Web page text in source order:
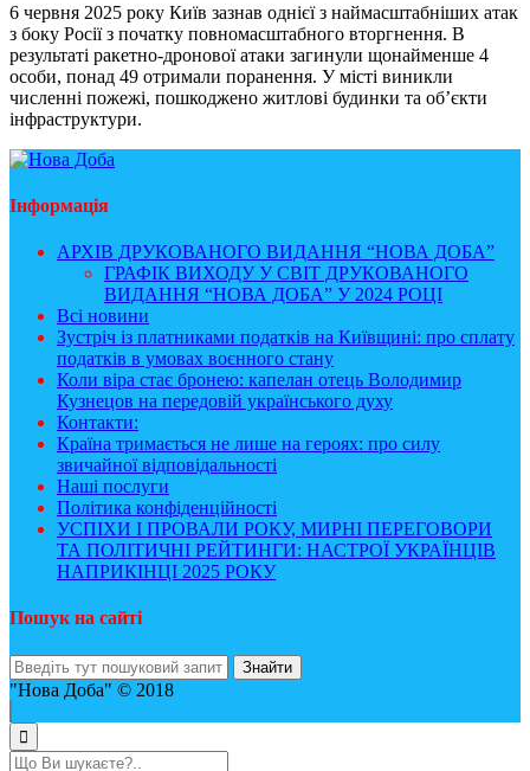
6 червня 2025 року Київ зазнав однієї з наймасштабніших атак
з боку Росії з початку повномасштабного вторгнення. В
результаті ракетно-дронової атаки загинули щонайменше 4
особи, понад 49 отримали поранення. У місті виникли
численні пожежі, пошкоджено житлові будинки та об’єкти
інфраструктури.
Інформація
АРХІВ ДРУКОВАНОГО ВИДАННЯ “НОВА ДОБА”
ГРАФІК ВИХОДУ У СВІТ ДРУКОВАНОГО
ВИДАННЯ “НОВА ДОБА” У 2024 РОЦІ
Всі новини
Зустріч із платниками податків на Київщині: про сплату
податків в умовах воєнного стану
Коли віра стає бронею: капелан отець Володимир
Кузнецов на передовій українського духу
Контакти:
Країна тримається не лише на героях: про силу
звичайної відповідальності
Наші послуги
Політика конфіденційності
УСПІХИ І ПРОВАЛИ РОКУ, МИРНІ ПЕРЕГОВОРИ
ТА ПОЛІТИЧНІ РЕЙТИНГИ: НАСТРОЇ УКРАЇНЦІВ
НАПРИКІНЦІ 2025 РОКУ
Пошук на сайті
"Нова Доба" © 2018